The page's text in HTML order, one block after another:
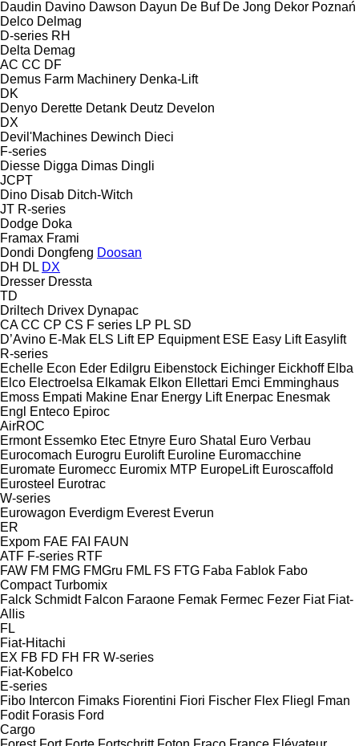
Daudin Davino Dawson Dayun De Buf De Jong Dekor Poznań
Delco Delmag
D-series RH
Delta Demag
AC CC DF
Demus Farm Machinery Denka-Lift
DK
Denyo Derette Detank Deutz Develon
DX
Devil'Machines Dewinch Dieci
F-series
Diesse Digga Dimas Dingli
JCPT
Dino Disab Ditch-Witch
JT R-series
Dodge Doka
Framax Frami
Dondi Dongfeng Doosan
DH DL DX
Dresser Dressta
TD
Driltech Drivex Dynapac
CA CC CP CS F series LP PL SD
D’Avino E-Mak ELS Lift EP Equipment ESE Easy Lift Easylift
R-series
Echelle Econ Eder Edilgru Eibenstock Eichinger Eickhoff Elba
Elco Electroelsa Elkamak Elkon Ellettari Emci Emminghaus
Emoss Empati Makine Enar Energy Lift Enerpac Enesmak
Engl
Enteco Epiroc
AirROC
Ermont Essemko Etec Etnyre Euro Shatal
Euro Verbau
Eurocomach Eurogru Eurolift Euroline Euromacchine
Euromate Euromecc Euromix MTP EuropeLift Euroscaffold
Eurosteel Eurotrac
W-series
Eurowagon Everdigm Everest Everun
ER
Expom FAE FAI FAUN
ATF F-series RTF
FAW FM FMG FMGru FML FS FTG Faba Fablok Fabo
Compact Turbomix
Falck Schmidt Falcon Faraone Femak Fermec Fezer Fiat Fiat-
Allis
FL
Fiat-Hitachi
EX FB FD FH FR W-series
Fiat-Kobelco
E-series
Fibo Intercon Fimaks Fiorentini Fiori Fischer Flex Fliegl
Fman
Fodit Forasis Ford
Cargo